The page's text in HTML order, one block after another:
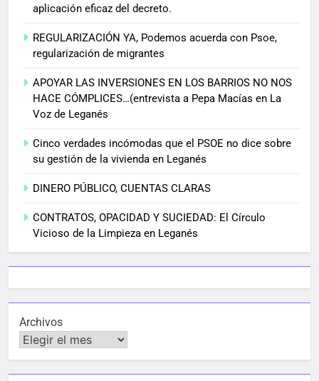
aplicación eficaz del decreto.
REGULARIZACIÓN YA, Podemos acuerda con Psoe,
regularización de migrantes
APOYAR LAS INVERSIONES EN LOS BARRIOS NO NOS
HACE CÓMPLICES…(entrevista a Pepa Macías en La
Voz de Leganés
Cinco verdades incómodas que el PSOE no dice sobre
su gestión de la vivienda en Leganés
DINERO PÚBLICO, CUENTAS CLARAS
CONTRATOS, OPACIDAD Y SUCIEDAD: El Círculo
Vicioso de la Limpieza en Leganés
Archivos